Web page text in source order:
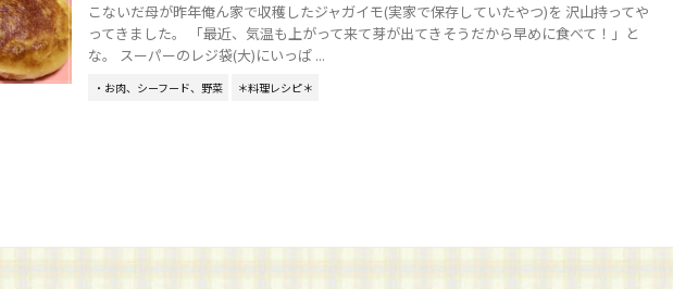
こないだ母が昨年俺ん家で収穫したジャガイモ(実家で保存していたやつ)を 沢山持ってや
ってきました。 「最近、気温も上がって来て芽が出てきそうだから早めに食べて！」と
な。 スーパーのレジ袋(大)にいっぱ ...
・お肉、シーフード、野菜 ＊料理レシピ＊